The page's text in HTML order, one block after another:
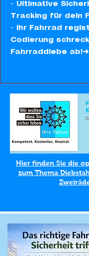
- Ultimative
Tracking für dein
- Ihr Fahrrad
Codierung
Fahrraddiebe ab!➜
Hier finden Sie die
zum Thema